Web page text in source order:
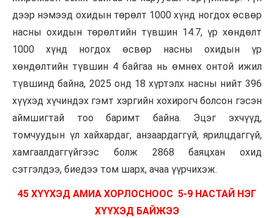
дээр нэмээд охидын төрөлт 1000 хүнд ногдох өсвөр
насны охидын төрөлтийн түвшин 14.7, үр хөндөлт
1000 хүнд ногдох өсвөр насны охидын үр
хөндөлтийн түвшин 4 байгаа нь өмнөх онтой ижил
түвшинд байна, 2025 онд 18 хүртэлх насны нийт 396
хүүхэд хүчиндэх гэмт хэргийн хохирогч болсон гэсэн
аймшигтай тоо баримт байна. Эцэг эхчүүд,
томчуудын үл хайхардаг, анзаардаггүй, ярилцдаггүй,
хамгаалдаггүйгээс болж 2868 баяцхан охид
сэтгэлдээ, биедээ том шарх, ачаа үүрчихэж.
45 ХҮҮХЭД АМИА ХОРЛОСНООС 5-9 НАСТАЙ НЭГ
ХҮҮХЭД БАЙЖЭЭ